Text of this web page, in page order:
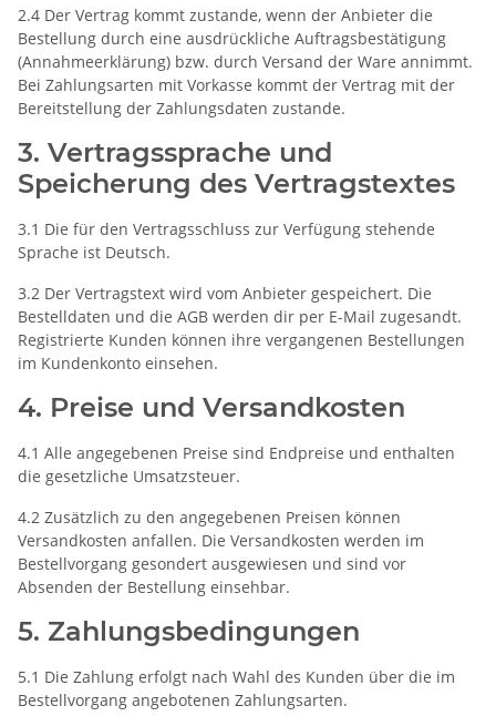
2.4 Der Vertrag kommt zustande, wenn der Anbieter die
Bestellung durch eine ausdrückliche Auftragsbestätigung
(Annahmeerklärung) bzw. durch Versand der Ware annimmt.
Bei Zahlungsarten mit Vorkasse kommt der Vertrag mit der
Bereitstellung der Zahlungsdaten zustande.
3. Vertragssprache und
Speicherung des Vertragstextes
3.1 Die für den Vertragsschluss zur Verfügung stehende
Sprache ist Deutsch.
3.2 Der Vertragstext wird vom Anbieter gespeichert. Die
Bestelldaten und die AGB werden dir per E-Mail zugesandt.
Registrierte Kunden können ihre vergangenen Bestellungen
im Kundenkonto einsehen.
4. Preise und Versandkosten
4.1 Alle angegebenen Preise sind Endpreise und enthalten
die gesetzliche Umsatzsteuer.
4.2 Zusätzlich zu den angegebenen Preisen können
Versandkosten anfallen. Die Versandkosten werden im
Bestellvorgang gesondert ausgewiesen und sind vor
Absenden der Bestellung einsehbar.
5. Zahlungsbedingungen
5.1 Die Zahlung erfolgt nach Wahl des Kunden über die im
Bestellvorgang angebotenen Zahlungsarten.